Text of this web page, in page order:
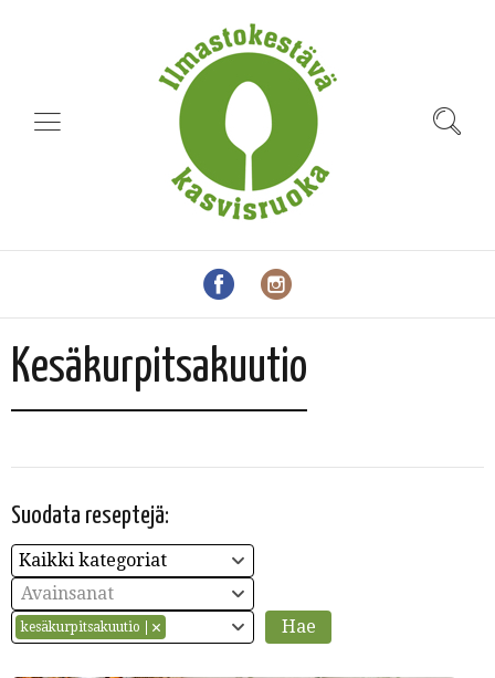
Kesäkurpitsakuutio
Suodata reseptejä:
Kaikki kategoriat
Avainsanat
kesäkurpitsakuutio